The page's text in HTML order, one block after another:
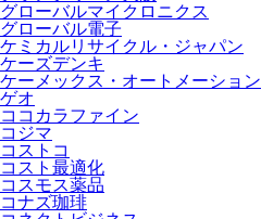
グローバルマイクロニクス
グローバル電子
ケミカルリサイクル・ジャパン
ケーズデンキ
ケーメックス・オートメーション
ゲオ
ココカラファイン
コジマ
コストコ
コスト最適化
コスモス薬品
コナズ珈琲